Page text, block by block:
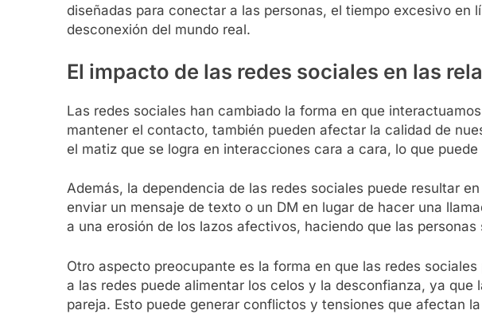
diseñadas para conectar a las personas, el tiempo excesivo
desconexión del mundo real.
El impacto de las redes sociales en las
Las redes sociales han cambiado la forma en que
mantener el contacto, también pueden afectar la calidad de
el matiz que se logra en interacciones cara a cara, lo que
Además, la dependencia de las redes sociales puede resultar
enviar un mensaje de texto o un DM en lugar de hacer una
a una erosión de los lazos afectivos, haciendo que las
Otro aspecto preocupante es la forma en que las redes
a las redes puede alimentar los celos y la desconfianza, ya
pareja. Esto puede generar conflictos y tensiones que afectan